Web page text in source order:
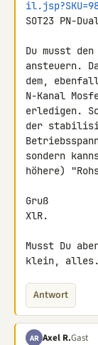
SOT23 PN-
Du musst
ansteuern.
dem,
N-Kanal
erledigen.
der
sondern
höhere)
Gruß
XlR.
Musst Du
klein, alles.
Antwort
AR Axel R.Gast